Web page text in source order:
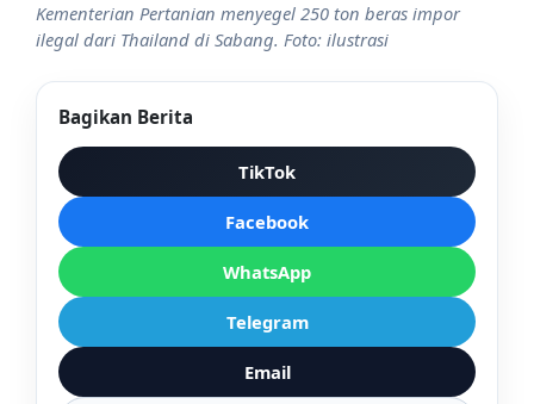
Kementerian Pertanian menyegel 250 ton beras impor
ilegal dari Thailand di Sabang. Foto: ilustrasi
Bagikan Berita
TikTok
Facebook
WhatsApp
Telegram
Email